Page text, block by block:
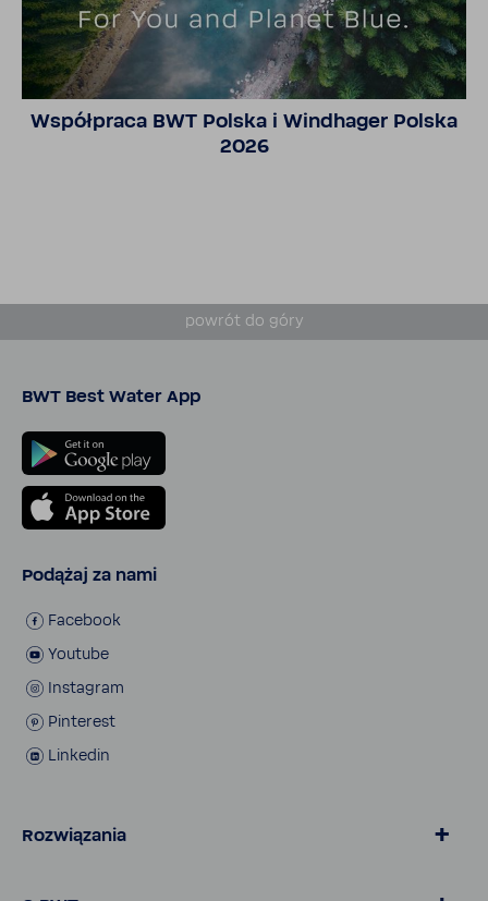
Współ­praca BWT Polska i Windhager Polska
2026
powrót do góry
BWT Best Water App
Podążaj za nami
Face­book
Youtube
Insta­gram
Pinte­rest
Linkedin
Rozwiązania